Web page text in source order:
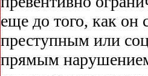
еще до того, как он
преступным или
прямым